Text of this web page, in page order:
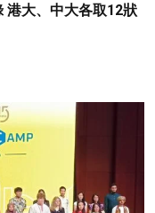
港大、中大各取12狀